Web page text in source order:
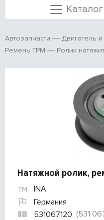
Автозапчасти Двигатель
Ремень ГРМ
Ролик
Натяжной ролик,
INA
Германия
531067120 (531